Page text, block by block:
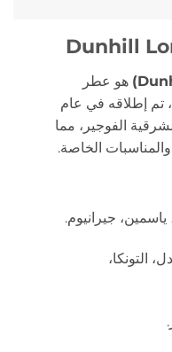
هو عطر
، تم إطلاقه في عام
الفوجير، مما
الخاصة.
ياسمين، جيرانيوم.
التونكا،